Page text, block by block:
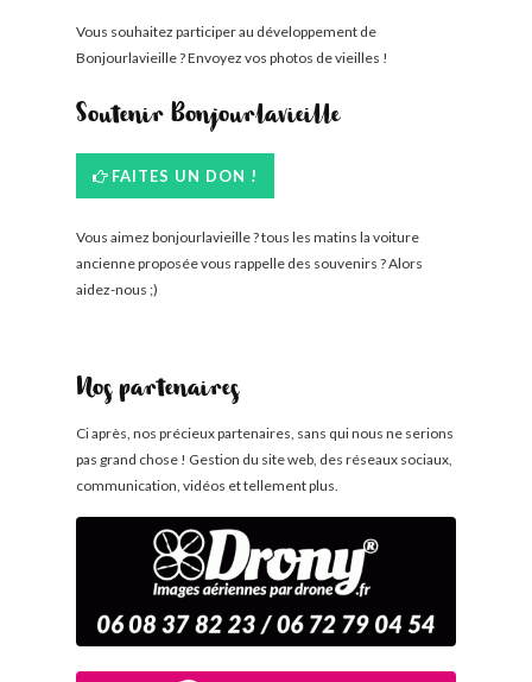
Vous souhaitez participer au développement de
Bonjourlavieille ? Envoyez vos photos de vieilles !
Soutenir Bonjourlavieille
FAITES UN DON !
Vous aimez bonjourlavieille ? tous les matins la voiture
ancienne proposée vous rappelle des souvenirs ? Alors
aidez-nous ;)
Nos partenaires
Ci après, nos précieux partenaires, sans qui nous ne serions
pas grand chose ! Gestion du site web, des réseaux sociaux,
communication, vidéos et tellement plus.